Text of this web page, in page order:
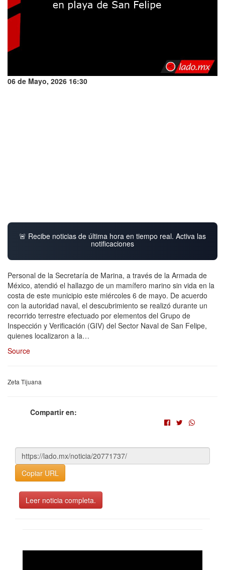
06 de Mayo, 2026 16:30
🚨 Recibe noticias de última hora en tiempo real. Activa las
notificaciones
Personal de la Secretaría de Marina, a través de la Armada de
México, atendió el hallazgo de un mamífero marino sin vida en la
costa de este municipio este miércoles 6 de mayo. De acuerdo
con la autoridad naval, el descubrimiento se realizó durante un
recorrido terrestre efectuado por elementos del Grupo de
Inspección y Verificación (GIV) del Sector Naval de San Felipe,
quienes localizaron a la…
Source
Zeta Tijuana
Compartir en:
Copiar URL
Leer noticia completa.